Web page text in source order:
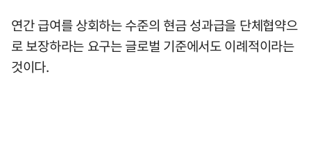
연간 급여를 상회하는 수준의 현금 성과급을 단체협약으
로 보장하라는 요구는 글로벌 기준에서도 이례적이라는
것이다.